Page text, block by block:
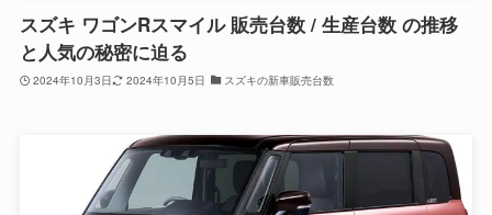
スズキ ワゴンRスマイル 販売台数 / 生産台数 の推移
と人気の秘密に迫る
2024年10月3日 2024年10月5日 スズキの新車販売台数